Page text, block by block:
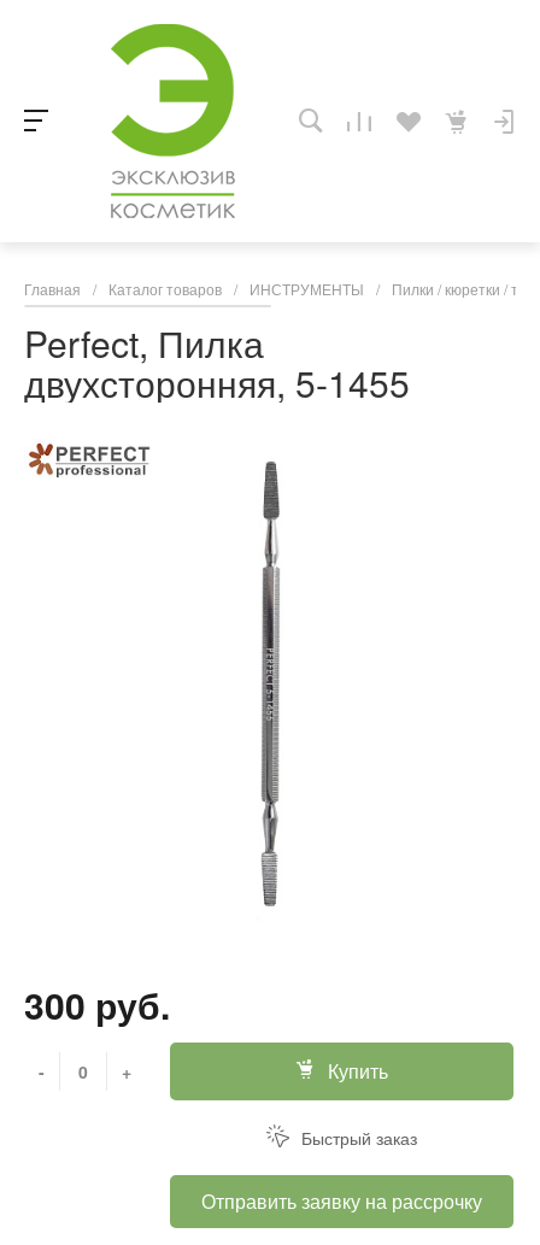
Главная / Каталог товаров / ИНСТРУМЕНТЫ / Пилки / кюретки /
Perfect, Пилка
двухсторонняя, 5-1455
300 руб.
- + Купить
Быстрый заказ
Отправить заявку на рассрочку